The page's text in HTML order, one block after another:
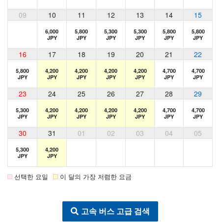
09 10 11 12 13 14 15
6,000
JPY
5,800
JPY
5,300
JPY
5,300
JPY
5,800
JPY
5,800
JPY
16 17 18 19 20 21 22
5,800
JPY
4,200
JPY
4,200
JPY
4,200
JPY
4,200
JPY
4,700
JPY
4,700
JPY
23 24 25 26 27 28 29
5,300
JPY
4,200
JPY
4,200
JPY
4,200
JPY
4,200
JPY
4,700
JPY
4,700
JPY
30 31 01 02 03 04 05
5,300
JPY
4,200
JPY
선택한 요일 이 달의 가장 저렴한 요금
고속 버스 고급 검색